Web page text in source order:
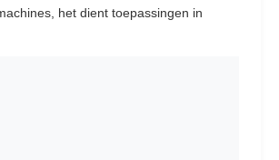
het dient toepassingen in